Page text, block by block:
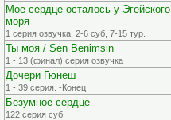
Мое сердце осталось у Эгейского
моря
1 серия озвучка, 2-6 суб, 7-15 тур.
Ты моя / Sen Benimsin
1 - 13 (финал) серия озвучка
Дочери Гюнеш
1 - 39 серия. -Конец
Безумное сердце
122 серия суб.